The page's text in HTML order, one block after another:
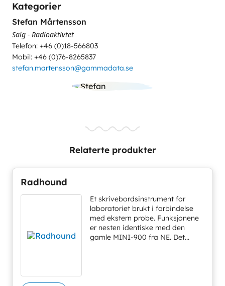
Kategorier
Stefan Mårtensson
Salg - Radioaktivtet
Telefon: +46 (0)18-566803
Mobil: +46 (0)76-8265837
stefan.martensson@gammadata.se
Relaterte produkter
Radhound
Et skrivebordsinstrument for
laboratoriet brukt i forbindelse
med ekstern probe. Funksjonene
er nesten identiske med den
gamle MINI-900 fra NE. Det...